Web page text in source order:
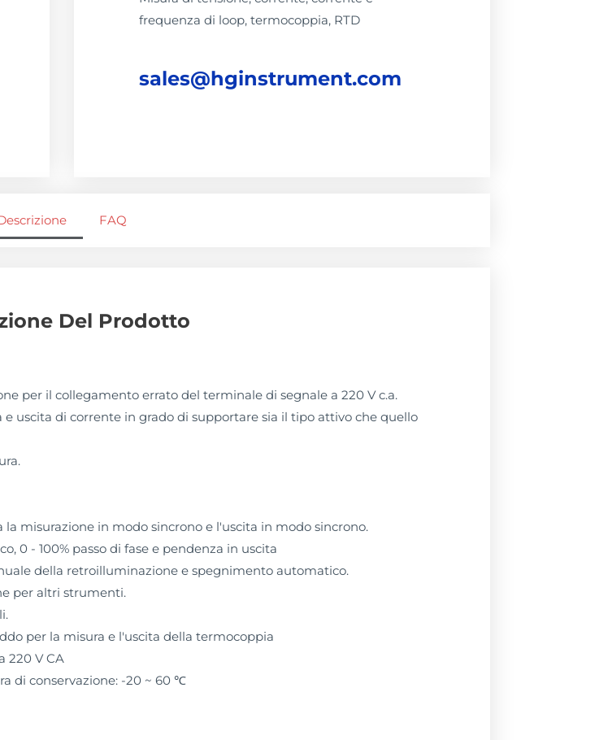
frequenza di loop, termocoppia, RTD
sales@hginstrument.com
FAQ
Del Prodotto
per il collegamento errato del terminale di segnale a 220 V c.a.
e uscita di corrente in grado di supportare sia il tipo attivo che quello
misurazione in modo sincrono e l'uscita in modo sincrono.
0 - 100% passo di fase e pendenza in uscita
della retroilluminazione e spegnimento automatico.
per altri strumenti.
per la misura e l'uscita della termocoppia
220 V CA
di conservazione: -20 ~ 60 ℃